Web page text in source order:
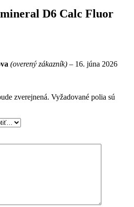
D6 Calc Fluor
(overený zákazník) – 16. júna 2026
zverejnená. Vyžadované polia sú